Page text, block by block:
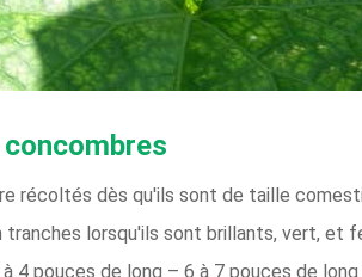
récoltés dès qu'ils sont de taille
lorsqu'ils sont brillants, vert, et
4 pouces de long – 6 à 7 pouces de